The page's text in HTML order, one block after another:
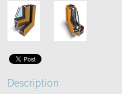
Description